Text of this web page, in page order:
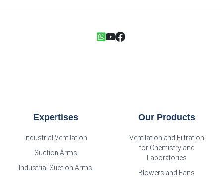
Expertises
Industrial Ventilation
Suction Arms
Industrial Suction Arms
Our Products
Ventilation and Filtration
for Chemistry and
Laboratories
Blowers and Fans